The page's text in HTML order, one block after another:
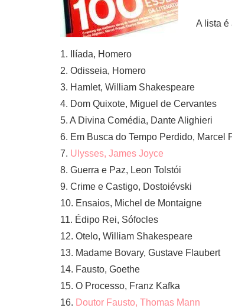
A lista é
1. Ilíada, Homero
2. Odisseia, Homero
3. Hamlet, William Shakespeare
4. Dom Quixote, Miguel de Cervantes
5. A Divina Comédia, Dante Alighieri
6. Em Busca do Tempo Perdido, Marcel
7. Ulysses, James Joyce
8. Guerra e Paz, Leon Tolstói
9. Crime e Castigo, Dostoiévski
10. Ensaios, Michel de Montaigne
11. Édipo Rei, Sófocles
12. Otelo, William Shakespeare
13. Madame Bovary, Gustave Flaubert
14. Fausto, Goethe
15. O Processo, Franz Kafka
16. Doutor Fausto, Thomas Mann